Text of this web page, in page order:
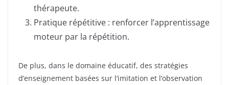
thérapeute.
Pratique répétitive : renforcer l’apprentissage
moteur par la répétition.
De plus, dans le domaine éducatif, des stratégies
d’enseignement basées sur l’imitation et l’observation